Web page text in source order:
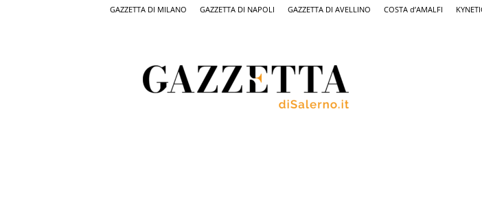
GAZZETTA DI MILANO GAZZETTA DI NAPOLI GAZZETTA DI AVELLINO COSTA d’AMALFI
Salerno,
il
quotidiano